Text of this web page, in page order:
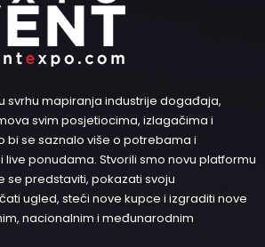
u svrhu mapiranja industrije događaja,
svim posjetiocima, izlagačima i
bi se saznalo više o potrebama i
live ponudama. Stvorili smo novu platformu
se predstaviti, pokazati svoju
ugled, steći nove kupce i izgraditi nove
nacionalnim i međunarodnim